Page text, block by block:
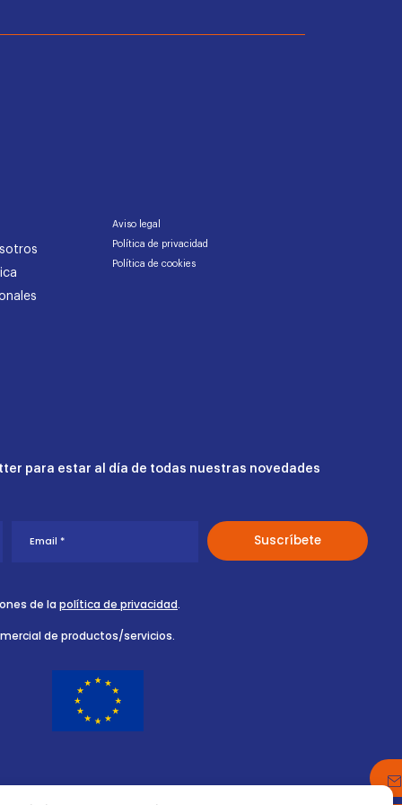
Aviso legal
Política de privacidad
Política de cookies
para estar al día de todas nuestras novedades
de la política de privacidad.
de productos/servicios.